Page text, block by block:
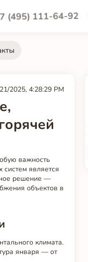
(495) 111-64-92
2025, 4:28:29 PM
важность
является
решение —
объектов в
климата.
января — от